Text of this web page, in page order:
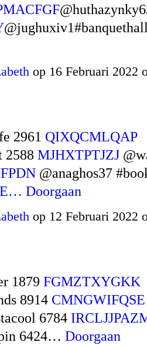
op 16 Februari 2022
2961 QIXQCMLQAP
2588 MJHXTPTJZJ
@anaghos37
Doorgaan
op 12 Februari 2022
1879 FGMZTXYGKK
8914 CMNGWIFQSE
6784
6424… Doorgaan